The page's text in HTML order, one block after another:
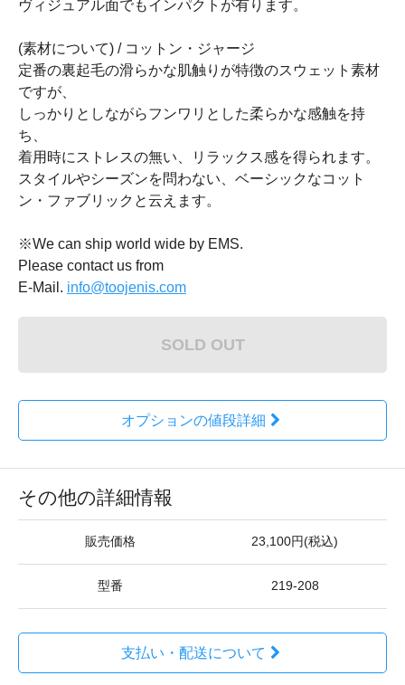
ヴィジュアル面でもインパクトが有ります。
(素材について) / コットン・ジャージ
定番の裏起毛の滑らかな肌触りが特徴のスウェット素材
ですが、
しっかりとしながらフンワリとした柔らかな感触を持
ち、
着用時にストレスの無い、リラックス感を得られます。
スタイルやシーズンを問わない、ベーシックなコット
ン・ファブリックと云えます。
※We can ship world wide by EMS.
Please contact us from
E-Mail. info@toojenis.com
SOLD OUT
オプションの値段詳細
その他の詳細情報
販売価格 23,100円(税込)
型番 219-208
支払い・配送について